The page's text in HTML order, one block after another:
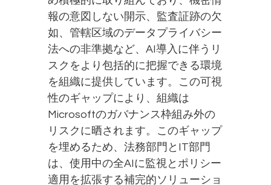
報の意図しない開示、監査証跡の欠
如、管轄区域のデータプライバシー
法への非準拠など、AI導入に伴うリ
スクをより包括的に把握できる環境
を組織に提供しています。この可視
性のギャップにより、組織は
Microsoftのガバナンス枠組み外の
リスクに晒されます。このギャップ
を埋めるため、法務部門とIT部門
は、使用中の全AIに監視とポリシー
適用を拡張する補完的ソリューショ